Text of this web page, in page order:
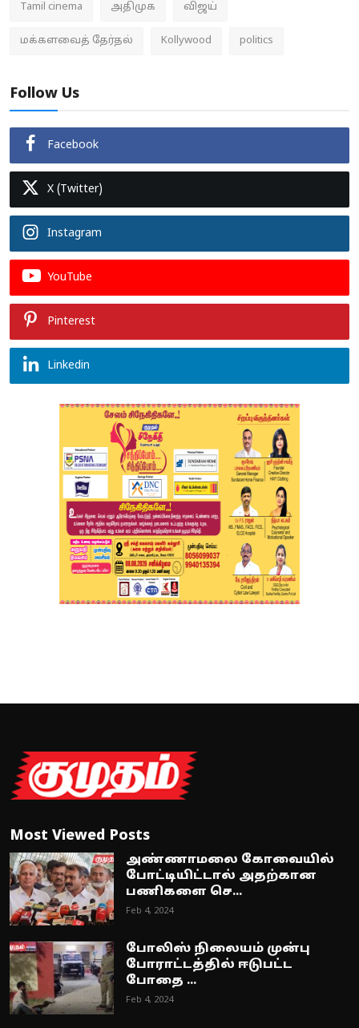
Tamil cinema அதிமுக விஜய்
மக்களவைத் தேர்தல் Kollywood politics
Follow Us
Facebook
X (Twitter)
Instagram
YouTube
Pinterest
Linkedin
Most Viewed Posts
அண்ணாமலை கோவையில்
போட்டியிட்டால் அதற்கான
பணிகளை செ...
Feb 4, 2024
போலிஸ் நிலையம் முன்பு
போராட்டத்தில் ஈடுபட்ட
போதை ...
Feb 4, 2024